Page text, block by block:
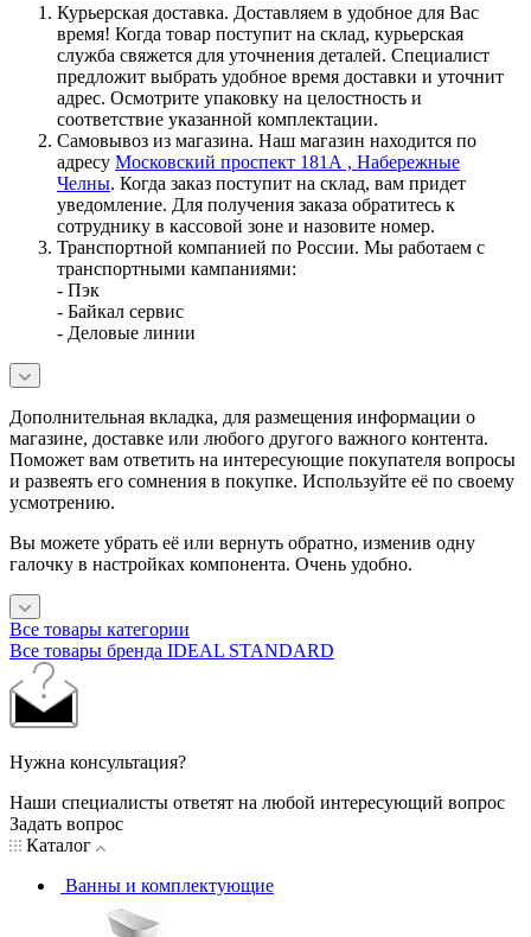
Курьерская доставка. Доставляем в удобное для Вас
время! Когда товар поступит на склад, курьерская
служба свяжется для уточнения деталей. Специалист
предложит выбрать удобное время доставки и уточнит
адрес. Осмотрите упаковку на целостность и
соответствие указанной комплектации.
Самовывоз из магазина. Наш магазин находится по
адресу Московский проспект 181А , Набережные
Челны. Когда заказ поступит на склад, вам придет
уведомление. Для получения заказа обратитесь к
сотруднику в кассовой зоне и назовите номер.
Транспортной компанией по России. Мы работаем с
транспортными кампаниями:
- Пэк
- Байкал сервис
- Деловые линии
Дополнительная вкладка, для размещения информации о
магазине, доставке или любого другого важного контента.
Поможет вам ответить на интересующие покупателя вопросы
и развеять его сомнения в покупке. Используйте её по своему
усмотрению.
Вы можете убрать её или вернуть обратно, изменив одну
галочку в настройках компонента. Очень удобно.
Все товары категории
Все товары бренда IDEAL STANDARD
Нужна консультация?
Наши специалисты ответят на любой интересующий вопрос
Задать вопрос
Каталог
Ванны и комплектующие